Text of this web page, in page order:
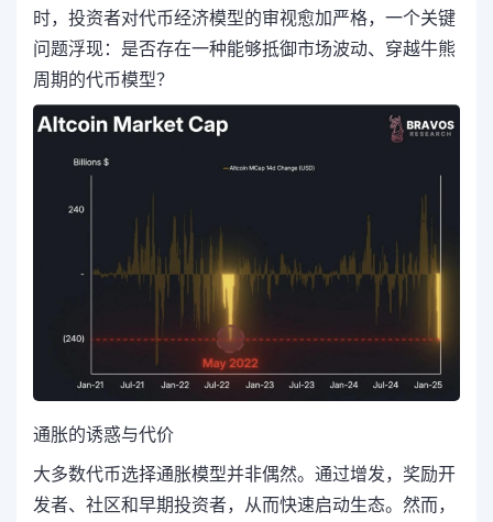
时，投资者对代币经济模型的审视愈加严格，一个关键
问题浮现：是否存在一种能够抵御市场波动、穿越牛熊
周期的代币模型？
通胀的诱惑与代价
大多数代币选择通胀模型并非偶然。通过增发，奖励开
发者、社区和早期投资者，从而快速启动生态。然而，